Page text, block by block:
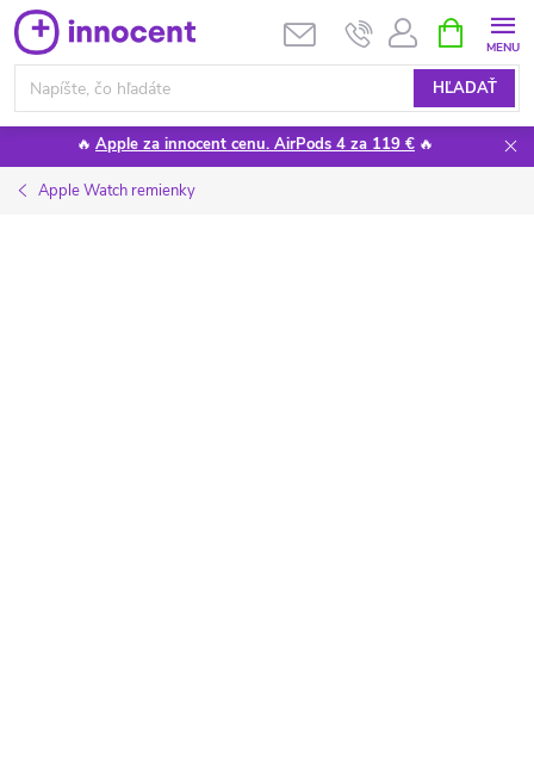
Prejsť
na
obsah
HĽADAŤ
KOŠÍK
🔥 Apple za innocent cenu. AirPods 4 za 119 € 🔥
Apple Watch remienky